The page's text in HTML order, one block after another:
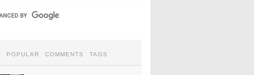
POPULAR COMMENTS TAGS